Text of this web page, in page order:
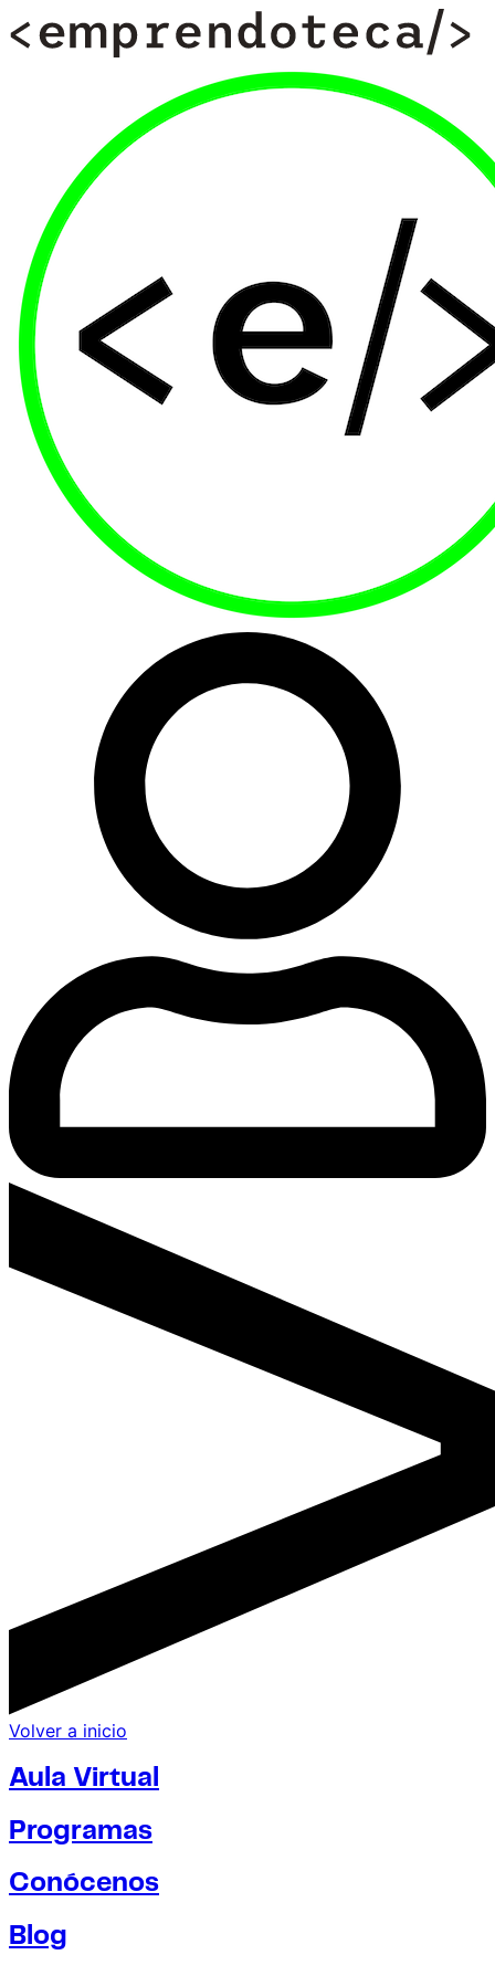
Volver a inicio
Aula Virtual
Programas
Conócenos
Blog